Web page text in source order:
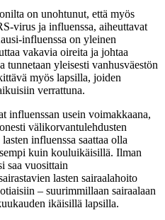
on unohtunut, että myös
virus ja influenssa, aiheuttavat
influenssa on yleinen
vakavia oireita ja johtaa
tunnetaan yleisesti vanhusväestön
myös lapsilla, joiden
verrattuna.
influenssan usein voimakkaana,
välikorvantulehdusten
influenssa saattaa olla
kuin kouluikäisillä. Ilman
saa vuosittain
lasten sairaalahoito
– suurimmillaan sairaalaan
ikäisillä lapsilla.